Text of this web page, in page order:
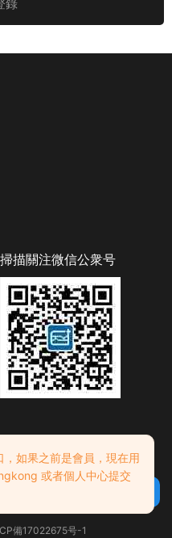
錄
掃描關注微信公衆号
備17022675号-1
如果之前是會員，現在用
或者個人中心提交